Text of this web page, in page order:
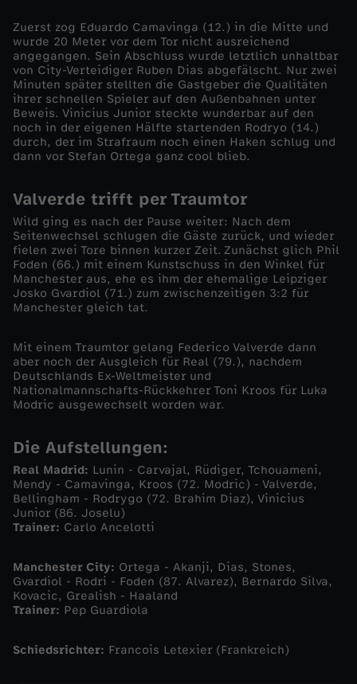
2
4
-
S
e
c
h
s
-
T
o
e
-
p
Zuerst zog Eduardo Camavinga (12.) in die Mitte und
wurde 20 Meter vor dem Tor nicht ausreichend
angegangen. Sein Abschluss wurde letztlich unhaltbar
von City-Verteidiger Ruben Dias abgefälscht. Nur zwei
Minuten später stellten die Gastgeber die Qualitäten
ihrer schnellen Spieler auf den Außenbahnen unter
Beweis. Vinicius Junior steckte wunderbar auf den
noch in der eigenen Hälfte startenden Rodryo (14.)
durch, der im Strafraum noch einen Haken schlug und
dann vor Stefan Ortega ganz cool blieb.
Valverde trifft per Traumtor
Wild ging es nach der Pause weiter: Nach dem
Seitenwechsel schlugen die Gäste zurück, und wieder
fielen zwei Tore binnen kurzer Zeit. Zunächst glich Phil
Foden (66.) mit einem Kunstschuss in den Winkel für
Manchester aus, ehe es ihm der ehemalige Leipziger
Josko Gvardiol (71.) zum zwischenzeitigen 3:2 für
Manchester gleich tat.
Mit einem Traumtor gelang Federico Valverde dann
aber noch der Ausgleich für Real (79.), nachdem
Deutschlands Ex-Weltmeister und
Nationalmannschafts-Rückkehrer Toni Kroos für Luka
Modric ausgewechselt worden war.
Die Aufstellungen:
Real Madrid: Lunin - Carvajal, Rüdiger, Tchouameni,
Mendy - Camavinga, Kroos (72. Modric) - Valverde,
Bellingham - Rodrygo (72. Brahim Diaz), Vinicius
Junior (86. Joselu)
Trainer: Carlo Ancelotti
Manchester City: Ortega - Akanji, Dias, Stones,
Gvardiol - Rodri - Foden (87. Alvarez), Bernardo Silva,
Kovacic, Grealish - Haaland
Trainer: Pep Guardiola
Schiedsrichter: Francois Letexier (Frankreich)